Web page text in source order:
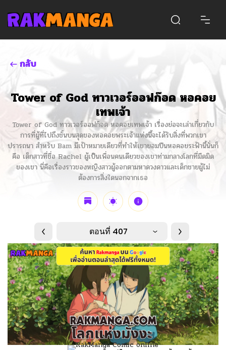
กลับ
Tower of God ทาวเวอร์ออฟก๊อด หอคอย
เทพเจ้า
Tower of God ทาวเวอร์ออฟก๊อด หอคอยเทพเจ้า เรื่องย่อจะเล่าเกี่ยวกับ
การที่ผู้ที่ไปถึงชั้นบนสุดของหอคอยพระเจ้าแห่งนี้จะได้รับสิ่งที่พวกเขา
ปรารถนา สำหรับ Bam มีเป้าหมายเดียวที่ทำให้เขายอมปีนหอคอยระฟ้านี้นั่นก็
คือ เด็กสาวที่ชื่อ Rachel ผู้เป็นเพื่อนคนเดียวของเขาท่ามกลางโลกที่มืดมิด
ของเขา นี่คือเรื่องราวของหญิงสาวผู้ออกตามหาดวงดาวและเด็กชายผู้ไม่
ต้องการสิ่งใดนอกจากเธอ
ตอนที่ 407